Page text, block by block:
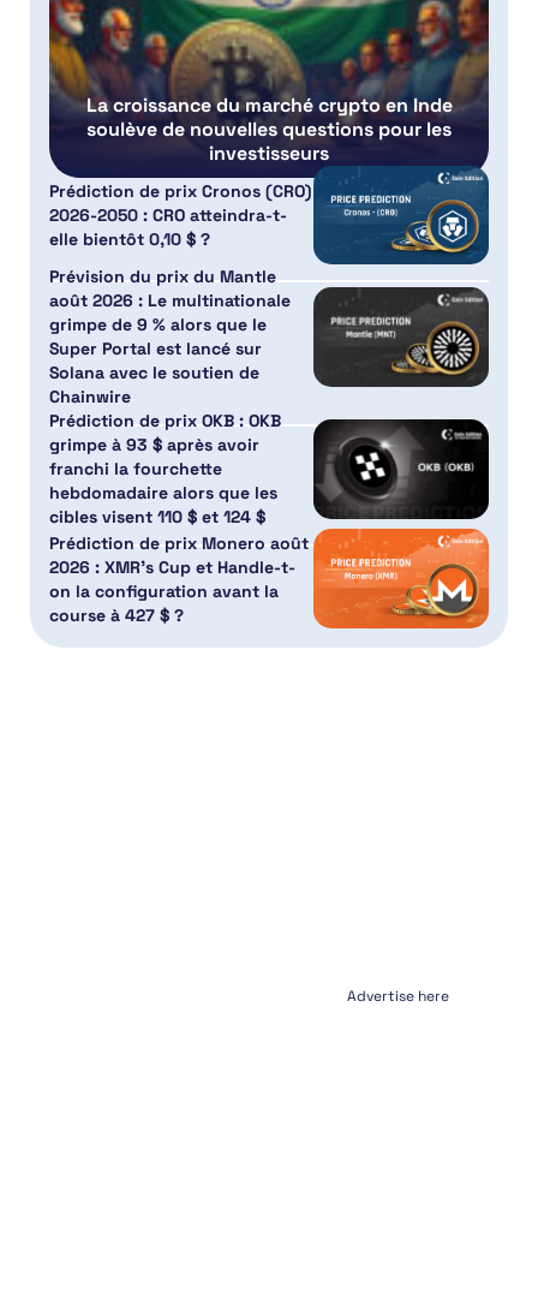
La croissance du marché crypto en Inde
soulève de nouvelles questions pour les
investisseurs
Prédiction de prix Cronos (CRO)
2026-2050 : CRO atteindra-t-
elle bientôt 0,10 $ ?
Prévision du prix du Mantle
août 2026 : Le multinationale
grimpe de 9 % alors que le
Super Portal est lancé sur
Solana avec le soutien de
Chainwire
Prédiction de prix OKB : OKB
grimpe à 93 $ après avoir
franchi la fourchette
hebdomadaire alors que les
cibles visent 110 $ et 124 $
Prédiction de prix Monero août
2026 : XMR’s Cup et Handle-t-
on la configuration avant la
course à 427 $ ?
Advertise here